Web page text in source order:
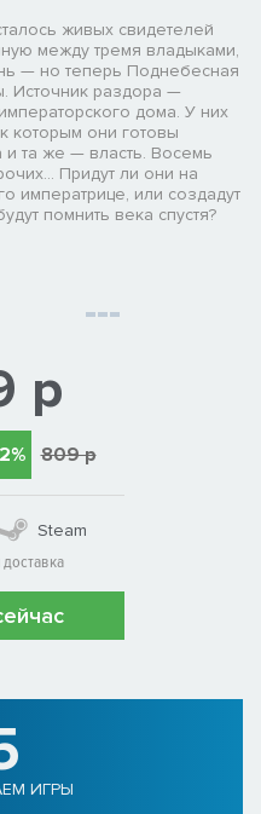
живых свидетелей
между тремя владыками,
— но теперь Поднебесная
Источник раздора —
дома. У них
которым они готовы
и та же — власть. Восемь
Придут ли они на
императрице, или создадут
помнить века спустя?
р
809 р
Steam
ИГРЫ